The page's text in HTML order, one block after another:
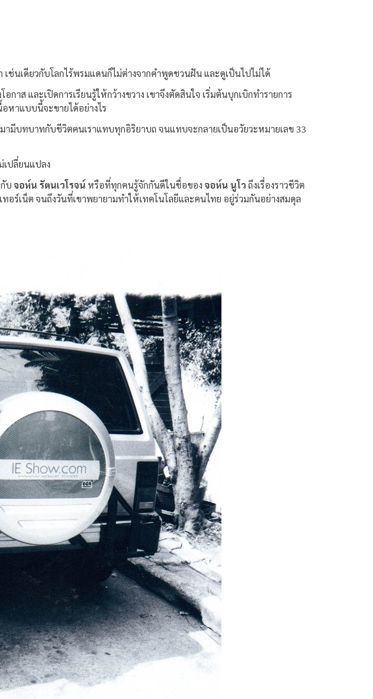
ช่นเดียวกับโลกไร้พรมแดนก็ไม่ต่างจากคำพูดชวนฝัน และดูเป็นไปไม่ได้
ส และเปิดการเรียนรู้ให้กว้างขวาง เขาจึงตัดสินใจ เริ่มต้นบุกเบิกทำรายการ
หาแบบนี้จะขายได้อย่างไร
มีบทบาทกับชีวิตคนเราแทบทุกอิริยาบถ จนแทบจะกลายเป็นอวัยวะหมายเลข 33
เปลี่ยนแปลง
บ จอห์น รัตนเวโรจน์ หรือที่ทุกคนรู้จักกันดีในชื่อของ จอห์น นูโวถึงเรื่องราวชีวิต
ร์เน็ต จนถึงวันที่เขาพยายามทำให้เทคโนโลยีและคนไทย อยู่ร่วมกันอย่างสมดุล